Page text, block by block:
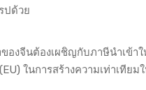
ปด้วย
งจีนต้องเผชิญกับภาษีนำเข้าใ
ในการสร้างความเท่าเทีย